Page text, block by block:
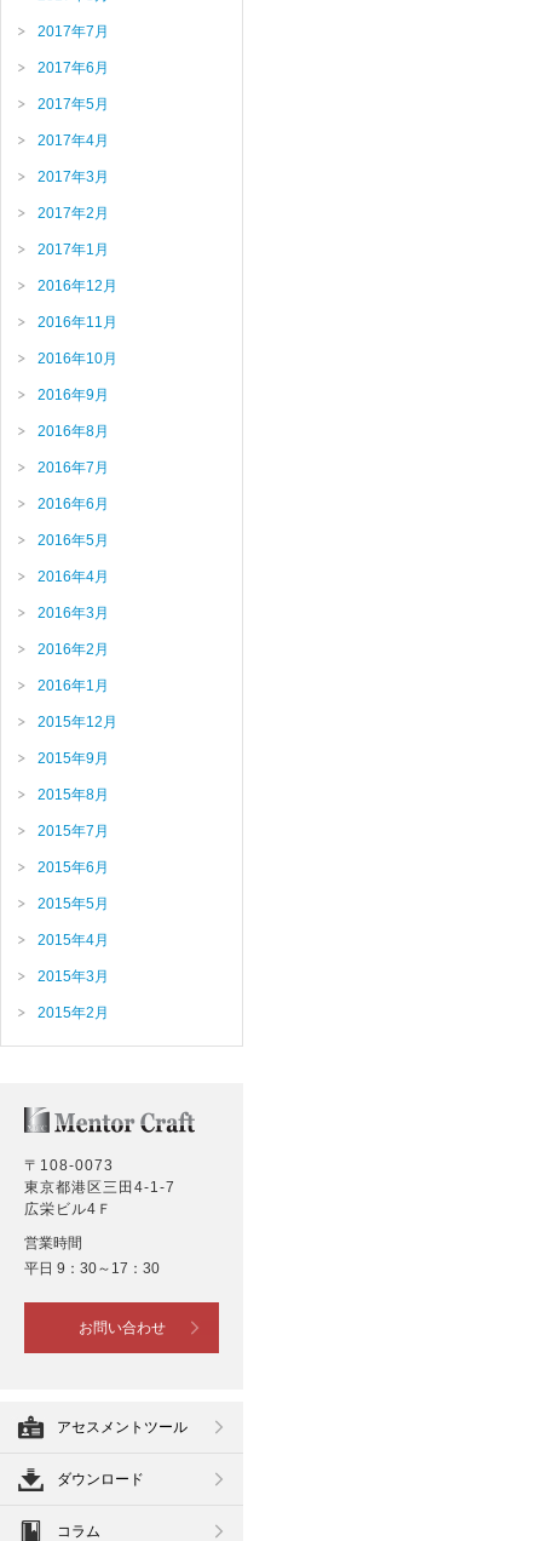
2017年7月
2017年6月
2017年5月
2017年4月
2017年3月
2017年2月
2017年1月
2016年12月
2016年11月
2016年10月
2016年9月
2016年8月
2016年7月
2016年6月
2016年5月
2016年4月
2016年3月
2016年2月
2016年1月
2015年12月
2015年9月
2015年8月
2015年7月
2015年6月
2015年5月
2015年4月
2015年3月
2015年2月
〒108-0073
東京都港区三田4-1-7
広栄ビル4Ｆ
営業時間
平日 9：30～17：30
お問い合わせ
アセスメントツール
ダウンロード
コラム